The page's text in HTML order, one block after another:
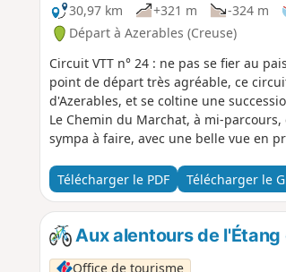
30,97 km
+321 m -324 m
Départ à Azerables (Creuse)
Circuit VTT n° 24 : ne pas se fier au
point de départ très agréable, ce
d'Azerables, et se coltine une
Le Chemin du Marchat, à mi-
sympa à faire, avec une belle vue en
Télécharger le PDF Télécharger le
Aux alentours de l'Étang
Office de tourisme